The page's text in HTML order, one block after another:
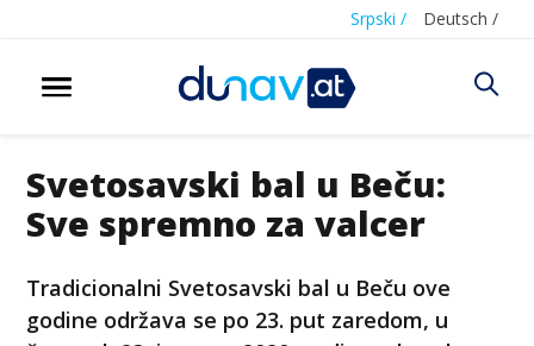
Srpski / Deutsch /
Svetosavski bal u Beču:
Sve spremno za valcer
Tradicionalni Svetosavski bal u Beču ove
godine održava se po 23. put zaredom, u